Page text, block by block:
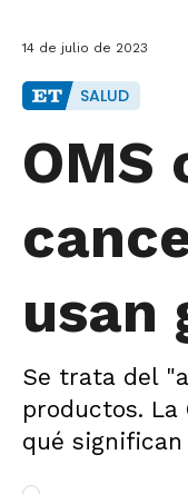
14 de julio de 2023
SALUD
OMS
usan
Se trata del
productos.
qué